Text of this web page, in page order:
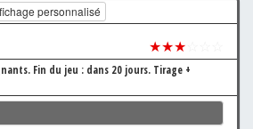
personnalisé
★★★
Fin du jeu : dans 20 jours. Tirage +